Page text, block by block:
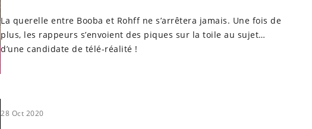
La querelle entre Booba et Rohff ne s’arrêtera jamais. Une fois de
plus, les rappeurs s’envoient des piques sur la toile au sujet…
d’une candidate de télé-réalité !
28 Oct 2020